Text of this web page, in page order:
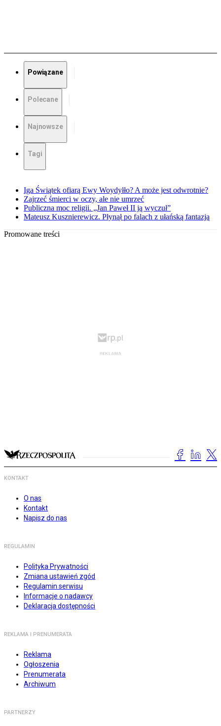
Powiązane
Polecane
Najnowsze
Tagi
Iga Świątek ofiarą Ewy Woydyłło? A może jest odwrotnie?
Zajrzeć śmierci w oczy, ale nie umrzeć
Publiczna moc religii. „Jan Paweł II ją wyczuł”
Mateusz Kusznierewicz. Płynął po falach z ułańską fantazją
Promowane treści
KONTAKT
O nas
Kontakt
Napisz do nas
REGULAMIN
Polityka Prywatności
Zmiana ustawień zgód
Regulamin serwisu
Informacje o nadawcy
Deklaracja dostępności
REKLAMA I PRENUMERATA
Reklama
Ogłoszenia
Prenumerata
Archiwum
PARTNERZY